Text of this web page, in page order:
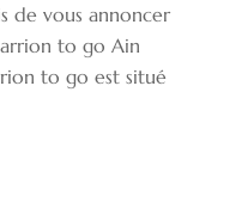
de vous annoncer
to go Ain
to go est situé